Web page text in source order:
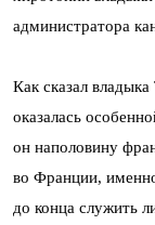
администратора
Как сказал
оказалась
он наполовину
во Франции,
до конца служить